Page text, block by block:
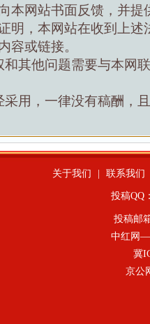
本网站书面反馈，并提
明，本网站在收到上述
容或链接。
其他问题需要与本网
用，一律没有稿酬，
关于我们 联系我们
投稿QQ
投稿邮
中红网—
冀
京公